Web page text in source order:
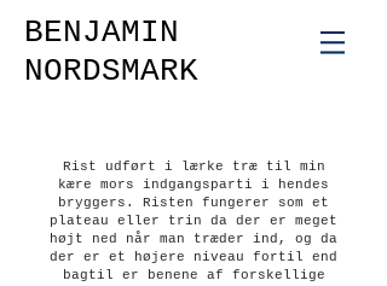
BENJAMIN
NORDSMARK
Rist udført i lærke træ til min
kære mors indgangsparti i hendes
bryggers. Risten fungerer som et
plateau eller trin da der er meget
højt ned når man træder ind, og da
der er et højere niveau fortil end
bagtil er benene af forskellige